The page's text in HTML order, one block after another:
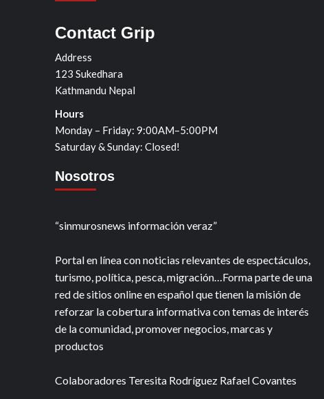
Contact Grip
Address
123 Sukedhara
Kathmandu Nepal
Hours
Monday – Friday: 9:00AM–5:00PM
Saturday & Sunday: Closed!
Nosotros
“sinmurosnews información veraz”
Portal en línea con noticias relevantes de espectáculos,
turismo, política, pesca, migración…Forma parte de una
red de sitios online en español que tienen la misión de
reforzar la cobertura informativa con temas de interés
de la comunidad, promover negocios, marcas y
productos
Colaboradores Teresita Rodríguez Rafael Covantes